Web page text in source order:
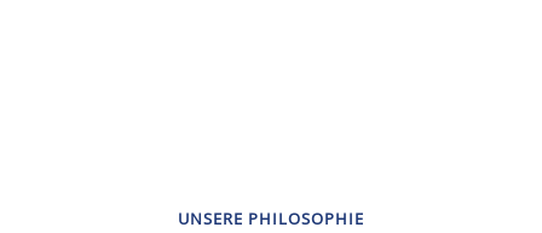
UNSERE PHILOSOPHIE